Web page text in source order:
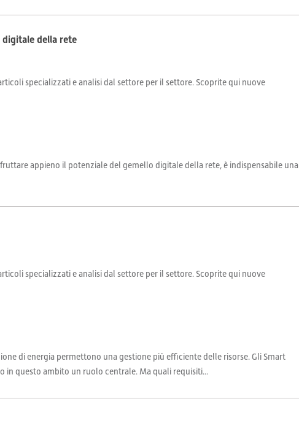
della rete
specializzati e analisi dal settore per il settore. Scoprite qui nuove
appieno il potenziale del gemello digitale della rete, è indispensabile una
specializzati e analisi dal settore per il settore. Scoprite qui nuove
di energia permettono una gestione più efficiente delle risorse. Gli Smart
in questo ambito un ruolo centrale. Ma quali requisiti...